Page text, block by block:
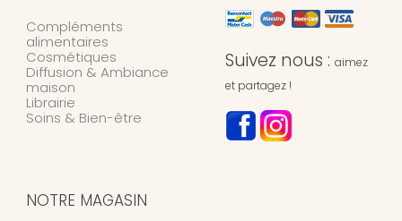
Compléments
alimentaires
Cosmétiques
Diffusion & Ambiance
maison
Librairie
Soins & Bien-être
Suivez nous : aimez
et partagez !
NOTRE MAGASIN